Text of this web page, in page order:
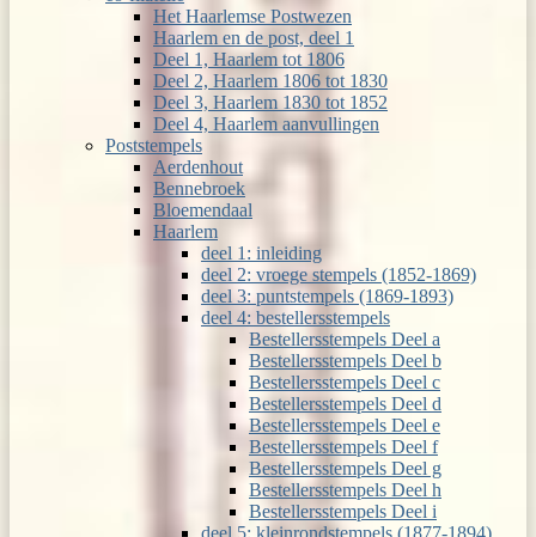
Het Haarlemse Postwezen
Haarlem en de post, deel 1
Deel 1, Haarlem tot 1806
Deel 2, Haarlem 1806 tot 1830
Deel 3, Haarlem 1830 tot 1852
Deel 4, Haarlem aanvullingen
Poststempels
Aerdenhout
Bennebroek
Bloemendaal
Haarlem
deel 1: inleiding
deel 2: vroege stempels (1852-1869)
deel 3: puntstempels (1869-1893)
deel 4: bestellersstempels
Bestellersstempels Deel a
Bestellersstempels Deel b
Bestellersstempels Deel c
Bestellersstempels Deel d
Bestellersstempels Deel e
Bestellersstempels Deel f
Bestellersstempels Deel g
Bestellersstempels Deel h
Bestellersstempels Deel i